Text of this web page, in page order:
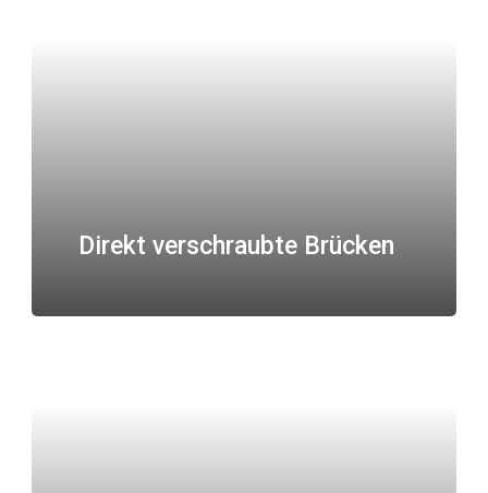
Direkt verschraubte Brücken